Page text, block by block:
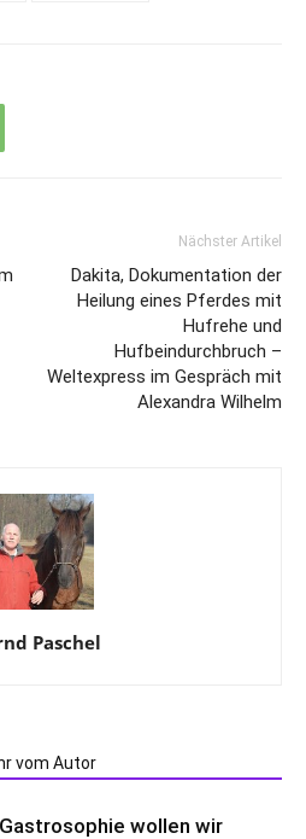
Nächster Artikel
Dakita, Dokumentation der
Heilung eines Pferdes mit
Hufrehe und
Hufbeindurchbruch –
Weltexpress im Gespräch mit
Alexandra Wilhelm
Paschel
vom Autor
wollen wir